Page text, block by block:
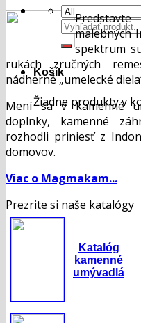
Hľadať:
Košík
Žiadne produkty v
malebných
spektrum
rukách zručných
nádherné „umelecké
Mení sa v kamenné
doplnky, kamenné
rozhodli priniesť z
domovov.
Viac o Magmakam...
Prezrite si naše katalógy
Katalóg
kamenné
umývadlá